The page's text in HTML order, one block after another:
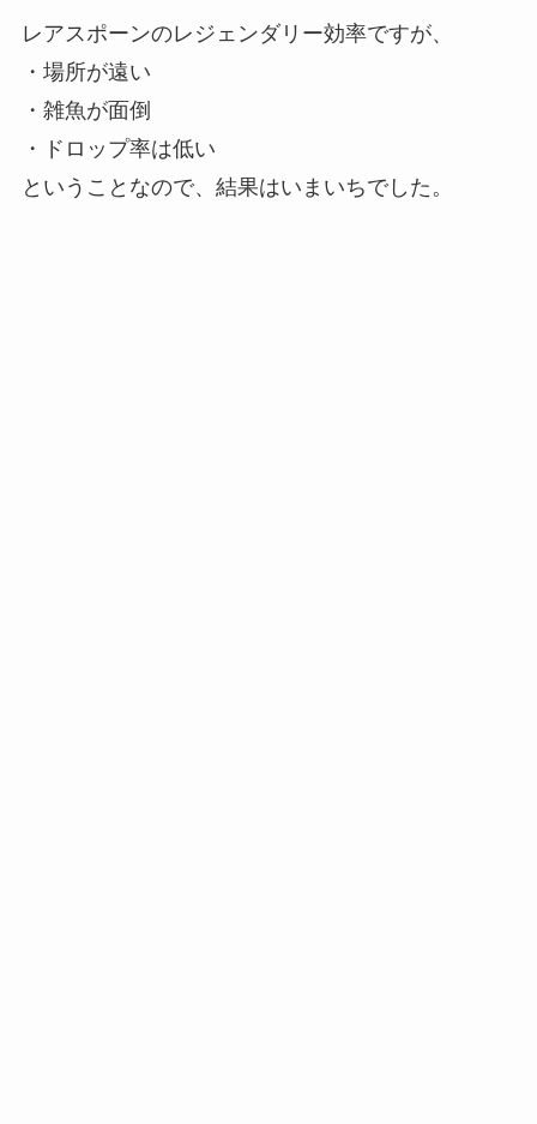
レアスポーンのレジェンダリー効率ですが、
・場所が遠い
・雑魚が面倒
・ドロップ率は低い
ということなので、結果はいまいちでした。